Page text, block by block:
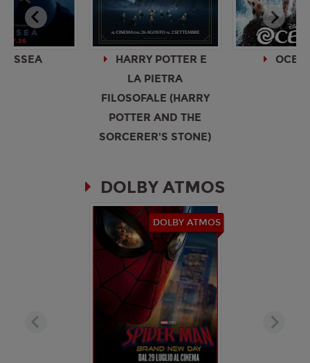
POTTER E
OCEANIA -
DOLBY ATMOS
DOLBY ATMOS